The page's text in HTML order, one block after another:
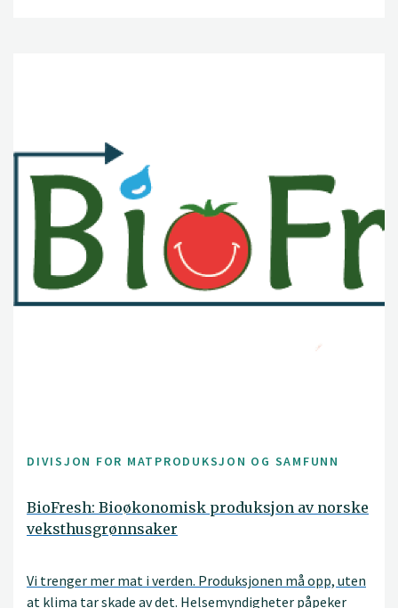
DIVISJON FOR MATPRODUKSJON OG SAMFUNN
BioFresh: Bioøkonomisk produksjon av norske
veksthusgrønnsaker
Vi trenger mer mat i verden. Produksjonen må opp, uten
at klima tar skade av det. Helsemyndigheter påpeker